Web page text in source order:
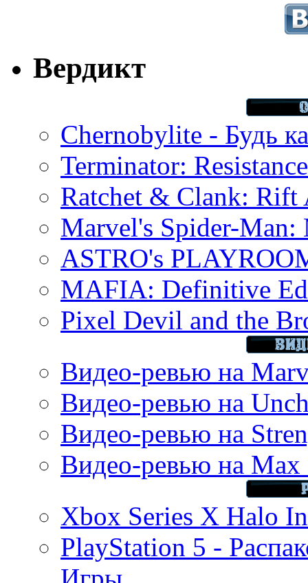
Вердикт
Chernobylite - Будь
Terminator:
Ratchet & Clank: Rift
Marvel's Spider-Man:
ASTRO's
MAFIA: Definitive
Pixel Devil and the
Видео-ревью на
Видео-ревью на
Видео-ревью на
Видео-ревью на Max
Xbox Series X Halo
PlayStation 5 -